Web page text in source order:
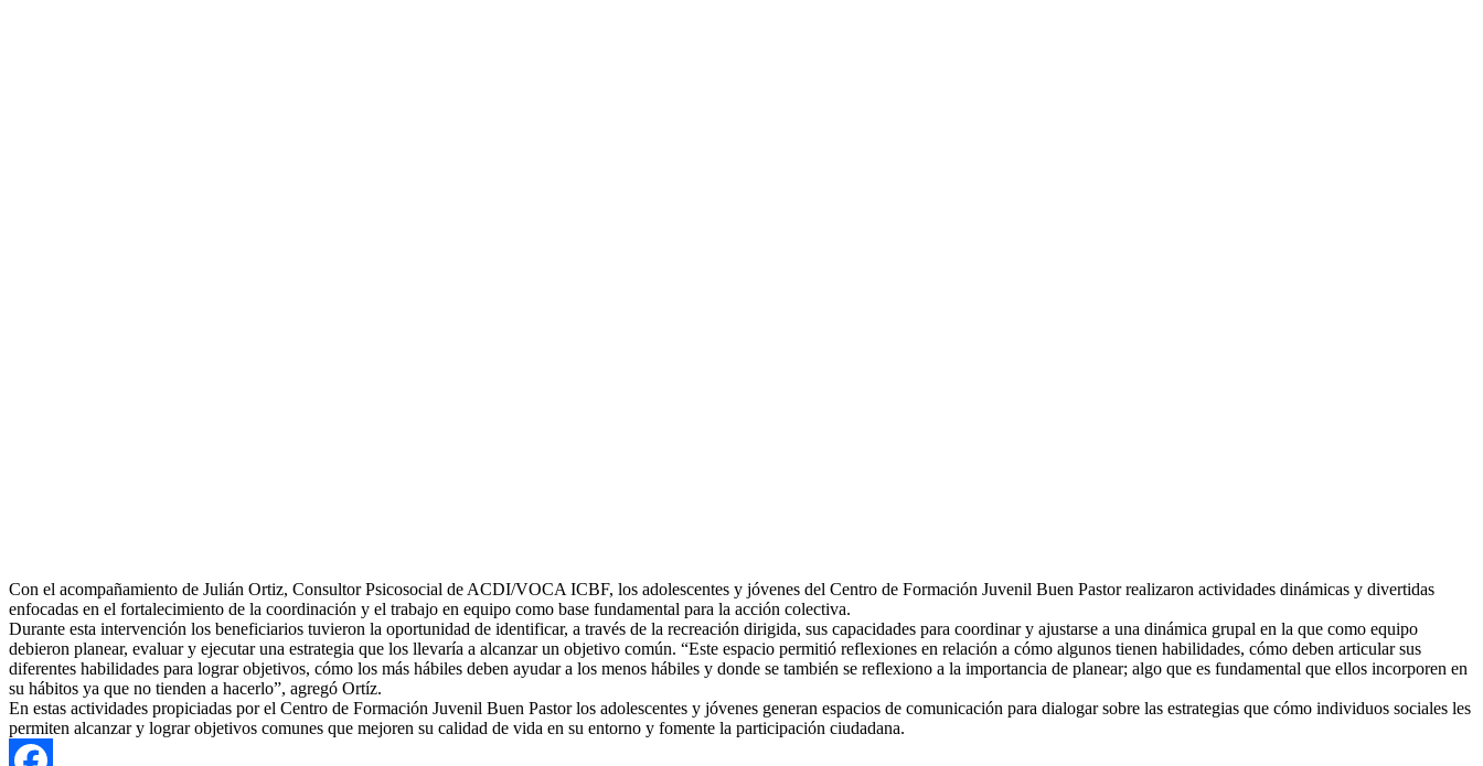
Con el acompañamiento de Julián Ortiz, Consultor Psicosocial de ACDI/VOCA ICBF, los adolescentes y jóvenes del Centro de Formación Juvenil Buen Pastor realizaron actividades dinámicas y divertidas
enfocadas en el fortalecimiento de la coordinación y el trabajo en equipo como base fundamental para la acción colectiva.
Durante esta intervención los beneficiarios tuvieron la oportunidad de identificar, a través de la recreación dirigida, sus capacidades para coordinar y ajustarse a una dinámica grupal en la que como equipo
debieron planear, evaluar y ejecutar una estrategia que los llevaría a alcanzar un objetivo común. “Este espacio permitió reflexiones en relación a cómo algunos tienen habilidades, cómo deben articular sus
diferentes habilidades para lograr objetivos, cómo los más hábiles deben ayudar a los menos hábiles y donde se también se reflexiono a la importancia de planear; algo que es fundamental que ellos incorporen en
su hábitos ya que no tienden a hacerlo”, agregó Ortíz.
En estas actividades propiciadas por el Centro de Formación Juvenil Buen Pastor los adolescentes y jóvenes generan espacios de comunicación para dialogar sobre las estrategias que cómo individuos sociales les
permiten alcanzar y lograr objetivos comunes que mejoren su calidad de vida en su entorno y fomente la participación ciudadana.